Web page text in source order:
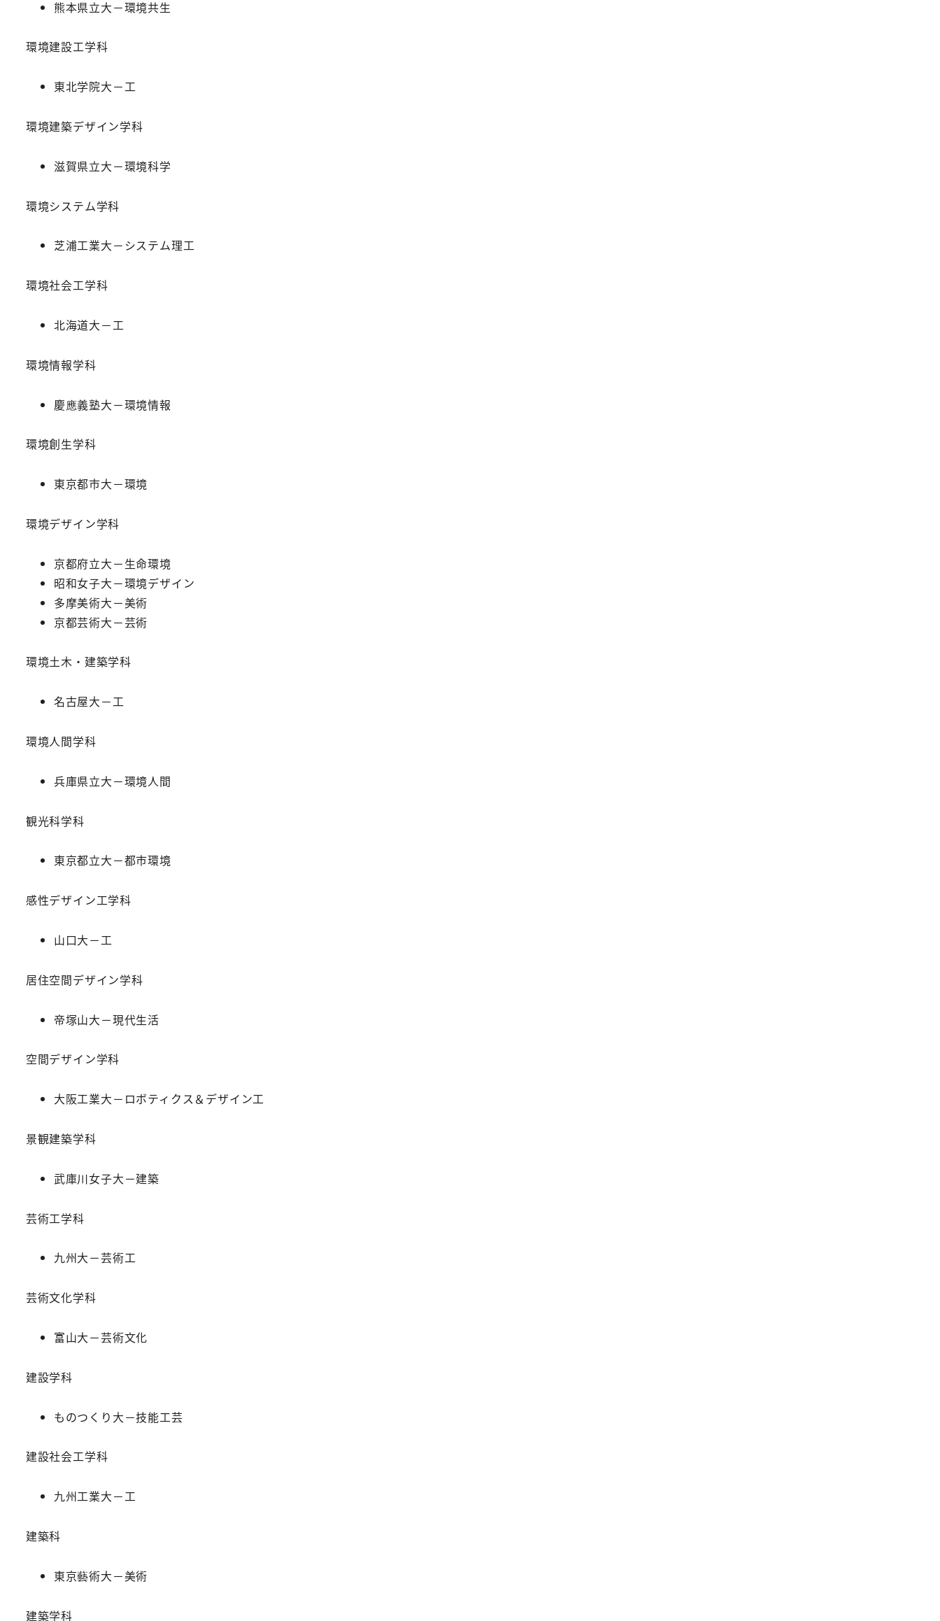
熊本県立大－環境共生
環境建設工学科
東北学院大－工
環境建築デザイン学科
滋賀県立大－環境科学
環境システム学科
芝浦工業大－システム理工
環境社会工学科
北海道大－工
環境情報学科
慶應義塾大－環境情報
環境創生学科
東京都市大－環境
環境デザイン学科
京都府立大－生命環境
昭和女子大－環境デザイン
多摩美術大－美術
京都芸術大－芸術
環境土木・建築学科
名古屋大－工
環境人間学科
兵庫県立大－環境人間
観光科学科
東京都立大－都市環境
感性デザイン工学科
山口大－工
居住空間デザイン学科
帝塚山大－現代生活
空間デザイン学科
大阪工業大－ロボティクス＆デザイン工
景観建築学科
武庫川女子大－建築
芸術工学科
九州大－芸術工
芸術文化学科
富山大－芸術文化
建設学科
ものつくり大－技能工芸
建設社会工学科
九州工業大－工
建築科
東京藝術大－美術
建築学科